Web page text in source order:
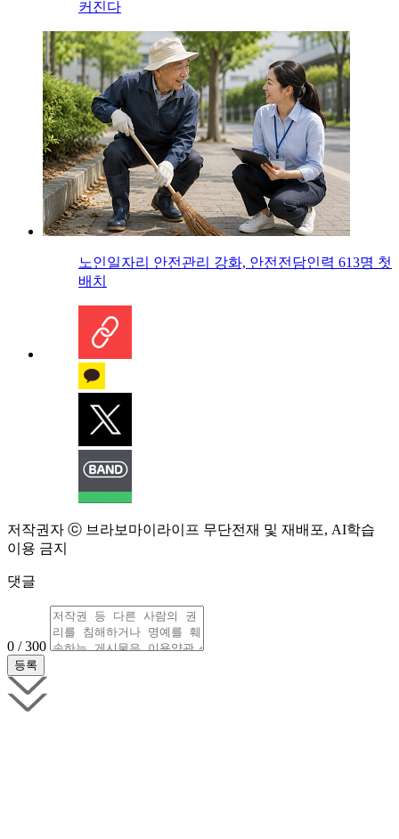
커진다
노인일자리 안전관리 강화, 안전전담인력 613명 첫
배치
저작권자 ⓒ 브라보마이라이프 무단전재 및 재배포, AI학습
이용 금지
댓글
0 / 300